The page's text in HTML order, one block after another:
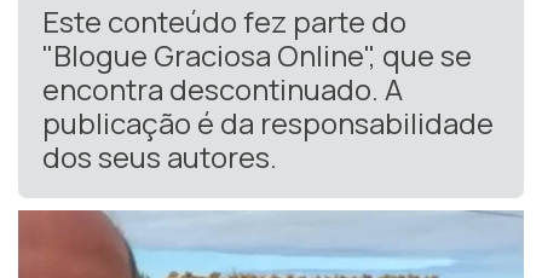
Este conteúdo fez parte do
"Blogue Graciosa Online", que se
encontra descontinuado. A
publicação é da responsabilidade
dos seus autores.